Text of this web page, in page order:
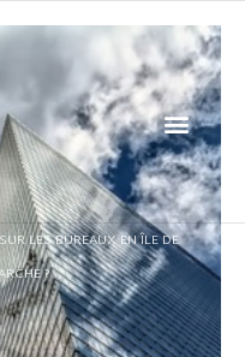
LES BUREAUX EN ÎLE DE
?